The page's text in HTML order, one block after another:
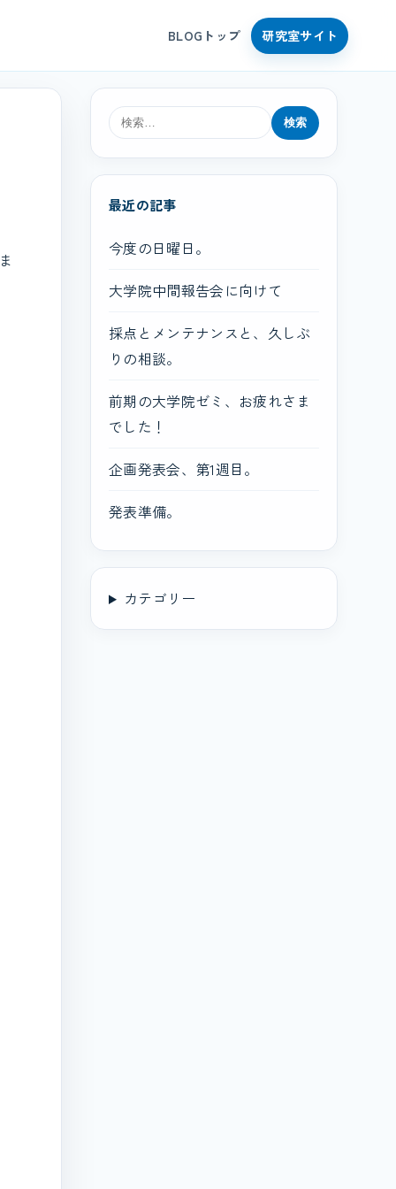
BLOGトップ 研究室サイト
検
索:
最近の記事
今度の日曜日。
大学院中間報告会に向けて
採点とメンテナンスと、久しぶ
りの相談。
前期の大学院ゼミ、お疲れさま
でした！
企画発表会、第1週目。
発表準備。
カテゴリー